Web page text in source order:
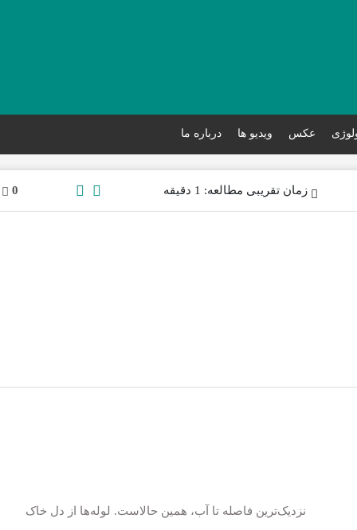
عکس ویدیو ها درباره ما
زمان تقریبی مطالعه: 1 دقیقه 0
نزدیک‌ترین فاصله تا آب، همین حالاست. لوله‌ها از دل خاک